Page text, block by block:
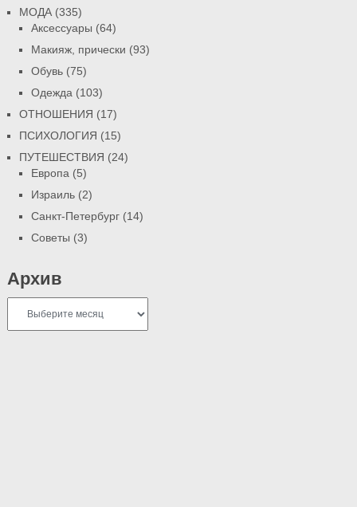
МОДА(335)
Аксессуары (64)
Макияж, прически (93)
Обувь(75)
Одежда (103)
ОТНОШЕНИЯ (17)
ПСИХОЛОГИЯ (15)
ПУТЕШЕСТВИЯ (24)
Европа (5)
Израиль(2)
Санкт-Петербург(14)
Советы (3)
Архив